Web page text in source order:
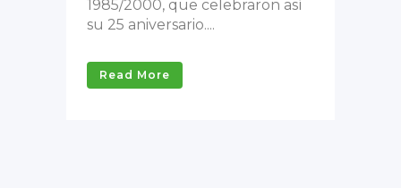
1985/2000, que celebraron así
su 25 aniversario....
Read More